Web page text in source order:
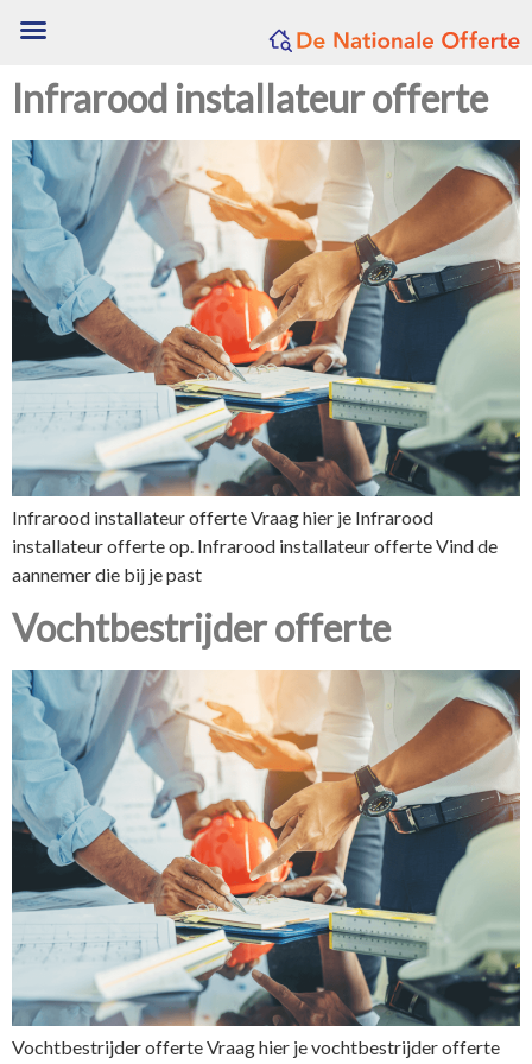
Infrarood installateur offerte
Infrarood installateur offerte Vraag hier je Infrarood
installateur offerte op. Infrarood installateur offerte Vind de
aannemer die bij je past
Vochtbestrijder offerte
Vochtbestrijder offerte Vraag hier je vochtbestrijder offerte